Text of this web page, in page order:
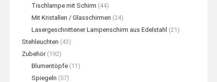
Tischlampe mit Schirm (44)
Mit Kristallen / Glasschirmen (24)
Lasergeschnittener Lampenschirm aus Edelstahl (21)
Stehleuchten (43)
Zubehör (192)
Blumentöpfe (11)
Spiegeln (57)